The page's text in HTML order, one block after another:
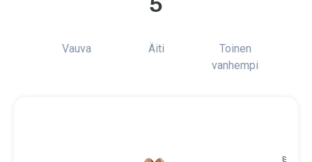
Vauva Äiti
Toinen
vanhempi